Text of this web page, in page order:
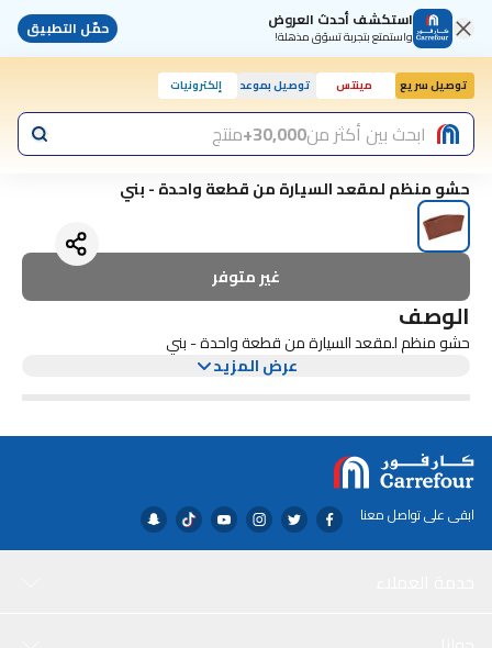
استكشف أحدث العروض
واستمتع بتجربة تسوّق مذهلة! حمّل التطبيق
توصيل سريع مينتس توصيل بموعد إلكترونيات
ابحث بين أكثر من30,000+ منتج
حشو منظم لمقعد السيارة من قطعة واحدة - بني
غير متوفر
الوصف
حشو منظم لمقعد السيارة من قطعة واحدة - بني
عرض المزيد
ابقى على تواصل معنا